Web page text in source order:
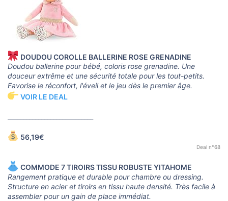
DOUDOU COROLLE BALLERINE ROSE GRENADINE
Doudou ballerine pour bébé, coloris rose grenadine. Une
douceur extrême et une sécurité totale pour les tout-petits.
Favorise le réconfort, l'éveil et le jeu dès le premier âge.
VOIR LE DEAL
56,19€
Deal n°68
COMMODE 7 TIROIRS TISSU ROBUSTE YITAHOME
Rangement pratique et durable pour chambre ou dressing.
Structure en acier et tiroirs en tissu haute densité. Très facile à
assembler pour un gain de place immédiat.